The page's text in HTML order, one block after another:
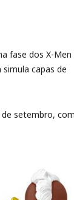
fase dos X-Men
capas de
setembro, com